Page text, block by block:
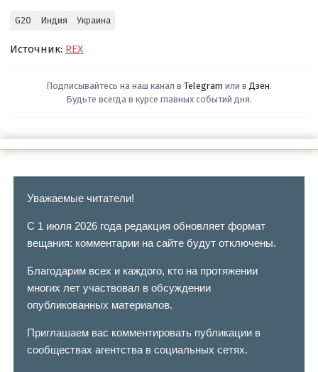
G20 Индия Украина
Источник: REX
Подписывайтесь на наш канал в Telegram или в Дзен.
Будьте всегда в курсе главных событий дня.
Уважаемые читатели!
С 1 июля 2026 года редакция обновляет формат
вещания: комментарии на сайте будут отключены.
Благодарим всех и каждого, кто на протяжении
многих лет участвовал в обсуждении
опубликованных материалов.
Приглашаем вас комментировать публикации в
сообществах агентства в социальных сетях.